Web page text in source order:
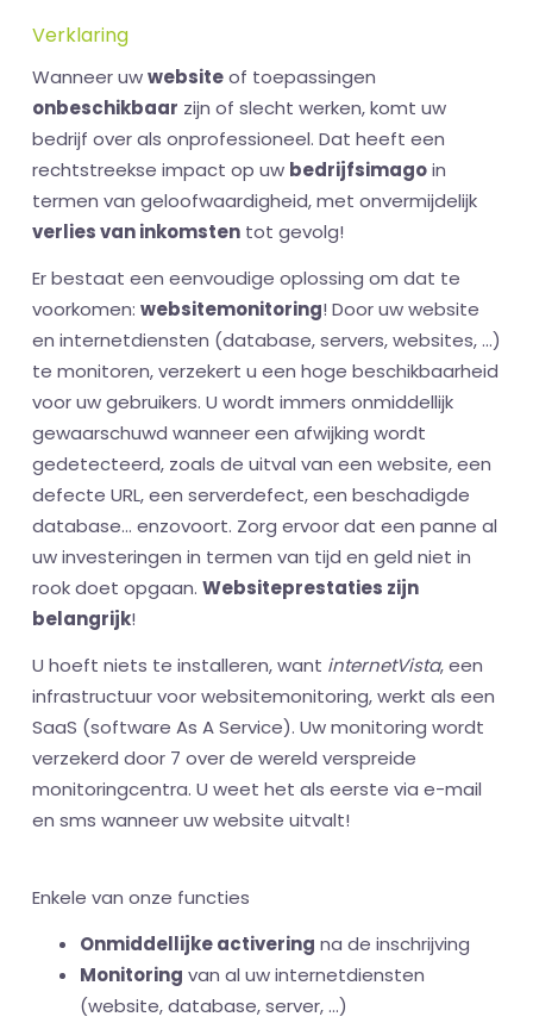
Verklaring
Wanneer uwwebsiteof toepassingen
onbeschikbaar zijn of slecht werken, komt uw
bedrijf over als onprofessioneel. Dat heeft een
rechtstreekse impact op uw bedrijfsimagoin
termen van geloofwaardigheid, met onvermijdelijk
verlies van inkomsten tot gevolg!
Er bestaat een eenvoudige oplossing om dat te
voorkomen: websitemonitoring! Door uw website
en internetdiensten (database, servers, websites, ...)
te monitoren, verzekert u een hoge beschikbaarheid
voor uw gebruikers. U wordt immers onmiddellijk
gewaarschuwd wanneer een afwijking wordt
gedetecteerd, zoals de uitval van een website, een
defecte URL, een serverdefect, een beschadigde
database... enzovoort. Zorg ervoor dat een panne al
uw investeringen in termen van tijd en geld niet in
rook doet opgaan. Websiteprestaties zijn
belangrijk!
U hoeft niets te installeren, want internetVista, een
infrastructuur voor websitemonitoring, werkt als een
SaaS (software As A Service). Uw monitoring wordt
verzekerd door 7 over de wereld verspreide
monitoringcentra. U weet het als eerste via e-mail
en sms wanneer uw website uitvalt!
Enkele van onze functies
Onmiddellijke activering na de inschrijving
Monitoring van al uw internetdiensten
(website, database, server, ...)